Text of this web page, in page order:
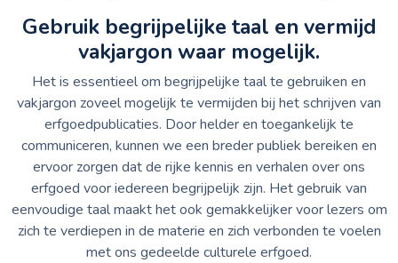
Gebruik begrijpelijke taal en vermijd
vakjargon waar mogelijk.
Het is essentieel om begrijpelijke taal te gebruiken en
vakjargon zoveel mogelijk te vermijden bij het schrijven van
erfgoedpublicaties. Door helder en toegankelijk te
communiceren, kunnen we een breder publiek bereiken en
ervoor zorgen dat de rijke kennis en verhalen over ons
erfgoed voor iedereen begrijpelijk zijn. Het gebruik van
eenvoudige taal maakt het ook gemakkelijker voor lezers om
zich te verdiepen in de materie en zich verbonden te voelen
met ons gedeelde culturele erfgoed.